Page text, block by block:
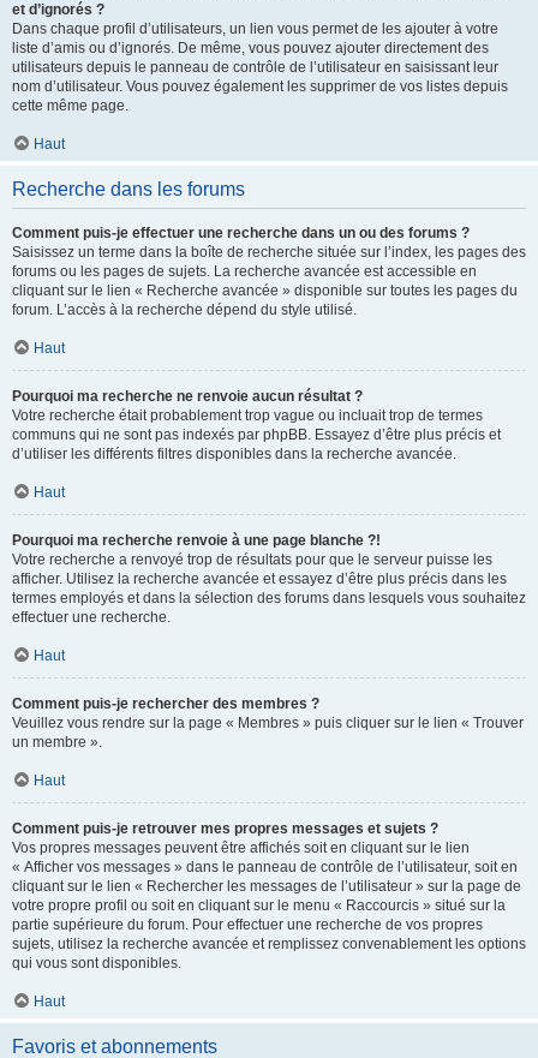
et d’ignorés ?
Dans chaque profil d’utilisateurs, un lien vous permet de les ajouter à votre
liste d’amis ou d’ignorés. De même, vous pouvez ajouter directement des
utilisateurs depuis le panneau de contrôle de l’utilisateur en saisissant leur
nom d’utilisateur. Vous pouvez également les supprimer de vos listes depuis
cette même page.
Haut
Recherche dans les forums
Comment puis-je effectuer une recherche dans un ou des forums ?
Saisissez un terme dans la boîte de recherche située sur l’index, les pages des
forums ou les pages de sujets. La recherche avancée est accessible en
cliquant sur le lien « Recherche avancée » disponible sur toutes les pages du
forum. L’accès à la recherche dépend du style utilisé.
Haut
Pourquoi ma recherche ne renvoie aucun résultat ?
Votre recherche était probablement trop vague ou incluait trop de termes
communs qui ne sont pas indexés par phpBB. Essayez d’être plus précis et
d’utiliser les différents filtres disponibles dans la recherche avancée.
Haut
Pourquoi ma recherche renvoie à une page blanche ?!
Votre recherche a renvoyé trop de résultats pour que le serveur puisse les
afficher. Utilisez la recherche avancée et essayez d’être plus précis dans les
termes employés et dans la sélection des forums dans lesquels vous souhaitez
effectuer une recherche.
Haut
Comment puis-je rechercher des membres ?
Veuillez vous rendre sur la page « Membres » puis cliquer sur le lien « Trouver
un membre ».
Haut
Comment puis-je retrouver mes propres messages et sujets ?
Vos propres messages peuvent être affichés soit en cliquant sur le lien
« Afficher vos messages » dans le panneau de contrôle de l’utilisateur, soit en
cliquant sur le lien « Rechercher les messages de l’utilisateur » sur la page de
votre propre profil ou soit en cliquant sur le menu « Raccourcis » situé sur la
partie supérieure du forum. Pour effectuer une recherche de vos propres
sujets, utilisez la recherche avancée et remplissez convenablement les options
qui vous sont disponibles.
Haut
Favoris et abonnements